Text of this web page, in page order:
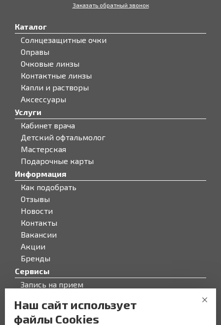
Заказать обратный звонок
Каталог
Солнцезащитные очки
Оправы
Очковые линзы
Контактные линзы
Капли и растворы
Аксессуары
Услуги
Кабинет врача
Детский офтальмолог
Мастерская
Подарочные карты
Информация
Как подобрать
Отзывы
Новости
Контакты
Вакансии
Акции
Бренды
Сервисы
Запись на прием
О компании
О компании
Наш сайт использует
файлы Cookies